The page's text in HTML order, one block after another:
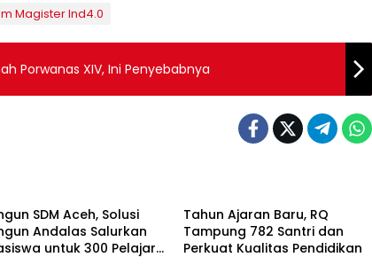
Magister Ind4.0
Porwanas XIV, Ini Penyebabnya
SDM Aceh, Solusi
Andalas Salurkan
untuk 300 Pelajar
Tahun Ajaran Baru, RQ
Tampung 782 Santri dan
Perkuat Kualitas Pendidikan
Headline